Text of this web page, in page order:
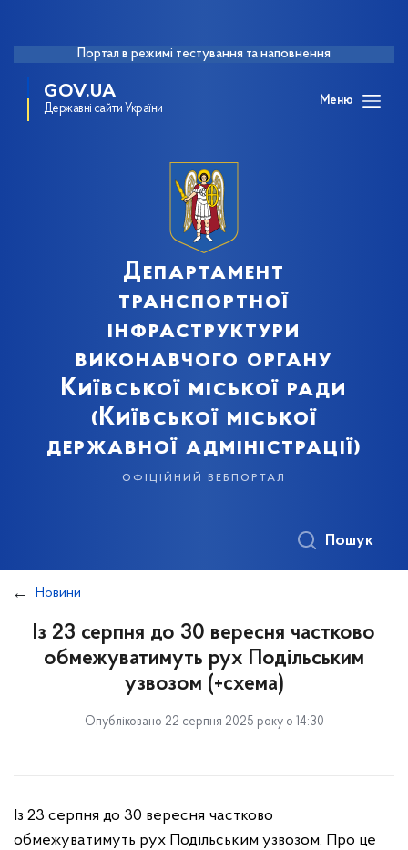
Портал в режимі тестування та наповнення
GOV.UA
Державні сайти України
Меню
Департамент
транспортної
інфраструктури
виконавчого органу
Київської міської ради
(Київської міської
державної адміністрації)
офіційний вебпортал
Пошук
Новини
Із 23 серпня до 30 вересня частково
обмежуватимуть рух Подільським
узвозом (+схема)
Опубліковано 22 серпня 2025 року о 14:30
Із 23 серпня до 30 вересня частково
обмежуватимуть рух Подільським узвозом. Про це